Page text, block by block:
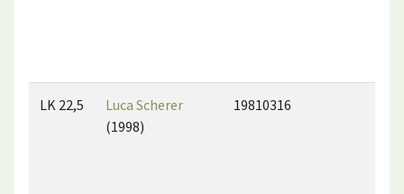
LK 22,5
Luca Scherer
(1998)
19810316